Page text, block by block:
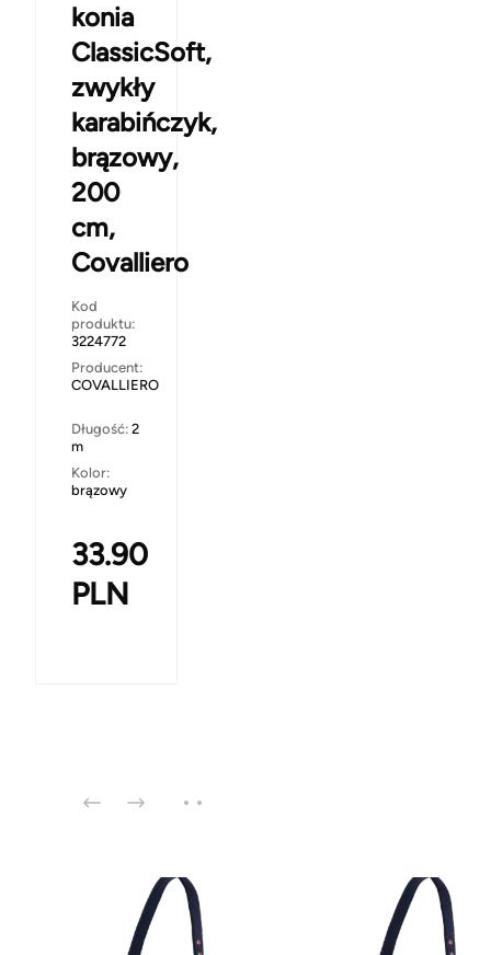
konia
ClassicSoft,
zwykły
karabińczyk,
brązowy,
200
cm,
Covalliero
Kod
produktu:
3224772
Producent:
COVALLIERO
Długość: 2
m
Kolor:
brązowy
33.90
PLN